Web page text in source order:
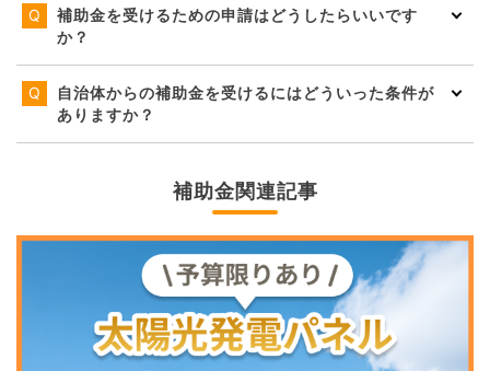
補助金を受けるための申請はどうしたらいいです
か？
自治体からの補助金を受けるにはどういった条件が
ありますか？
補助金関連記事